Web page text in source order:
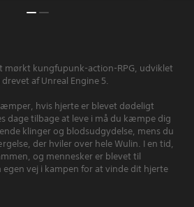
mørkt kungfupunk-action-RPG, udviklet
af Unreal Engine 5.
hvis hjerte er blevet dødeligt
dage tilbage at leve i må du kæmpe dig
klinger og blodsudgydelse, mens du
der hviler over hele Wulin. I en tid,
og mennesker er blevet til
vej i kampen for at vinde dit hjerte